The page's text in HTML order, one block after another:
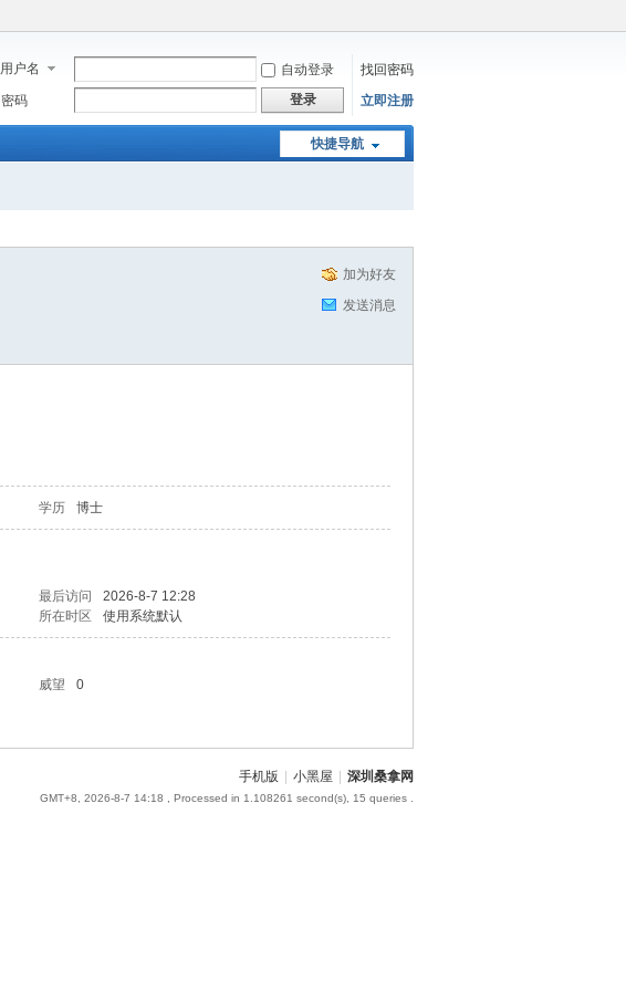
用户名 自动登录
找回密码
密码
登录 立即注册
快捷导航
加为好友
发送消息
学历 博士
最后访问
2026-8-7 12:28
所在时区 使用系统默认
威望
0
手机版 小黑屋 深圳桑拿网
GMT+8, 2026-8-7 14:18 , Processed in 1.108261 second(s), 15 queries .